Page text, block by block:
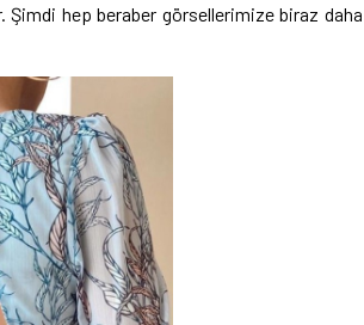
hep beraber görsellerimize biraz daha